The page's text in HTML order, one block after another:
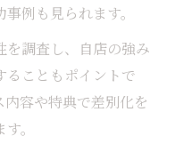
例も見られます。
を調査し、自店の強み
ることもポイントで
容や特典で差別化を
。